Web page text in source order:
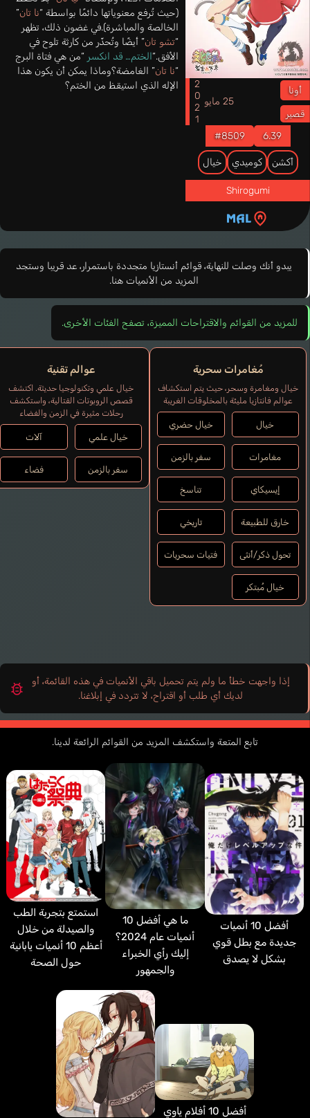
أونا
قصير
25 مايو 2021
6.39
#8509
أكشن كوميدي خيال
Shirogumi
(حيث تُرفع معنوياتها دائمًا بواسطة “نا تان”
الخالصة والمباشرة).في غضون ذلك، تظهر
“تشو تان” أيضًا وتُحذّر من كارثة تلوح في
الأفق.“الختم… قد انكسر “من هي فتاة البرج
“نا تان” الغامضة؟وماذا يمكن أن يكون هذا
الإله الذي استيقظ من الختم؟
يبدو أنك وصلت للنهاية، قوائم أنستازيا متجددة باستمرار، عد قريبا وستجد
المزيد من الأنميات هنا.
للمزيد من القوائم والاقتراحات المميزة، تصفح الفئات الأخرى.
مُغامرات سحرية
خيال ومغامرة وسحر، حيث يتم استكشاف
عوالم فانتازيا مليئة بالمخلوقات الغريبة
خيال خيال حضري
مغامرات سفر بالزمن
إيسيكاي تناسخ
خارق للطبيعة تاريخي
تحول ذكر/أنثى فتيات سحريات
خيال مُبتكر
عوالم تقنية
خيال علمي وتكنولوجيا حديثة. اكتشف
قصص الروبوتات القتالية، واستكشف
رحلات مثيرة في الزمن والفضاء
خيال علمي آلات
سفر بالزمن فضاء
إذا واجهت خطأ ما ولم يتم تحميل باقي الأنميات في هذه القائمة، أو
لديك أي طلب أو اقتراح، لا تتردد في إبلاغنا.
تابع المتعة واستكشف المزيد من القوائم الرائعة لدينا.
أفضل 10 أنميات
جديدة مع بطل قوي
بشكل لا يصدق
ما هي أفضل 10
أنميات عام 2024؟
إليك رأي الخبراء
والجمهور
استمتع بتجربة الطب
والصيدلة من خلال
أعظم 10 أنميات يابانية
حول الصحة
أفضل 10 أفلام ياوي